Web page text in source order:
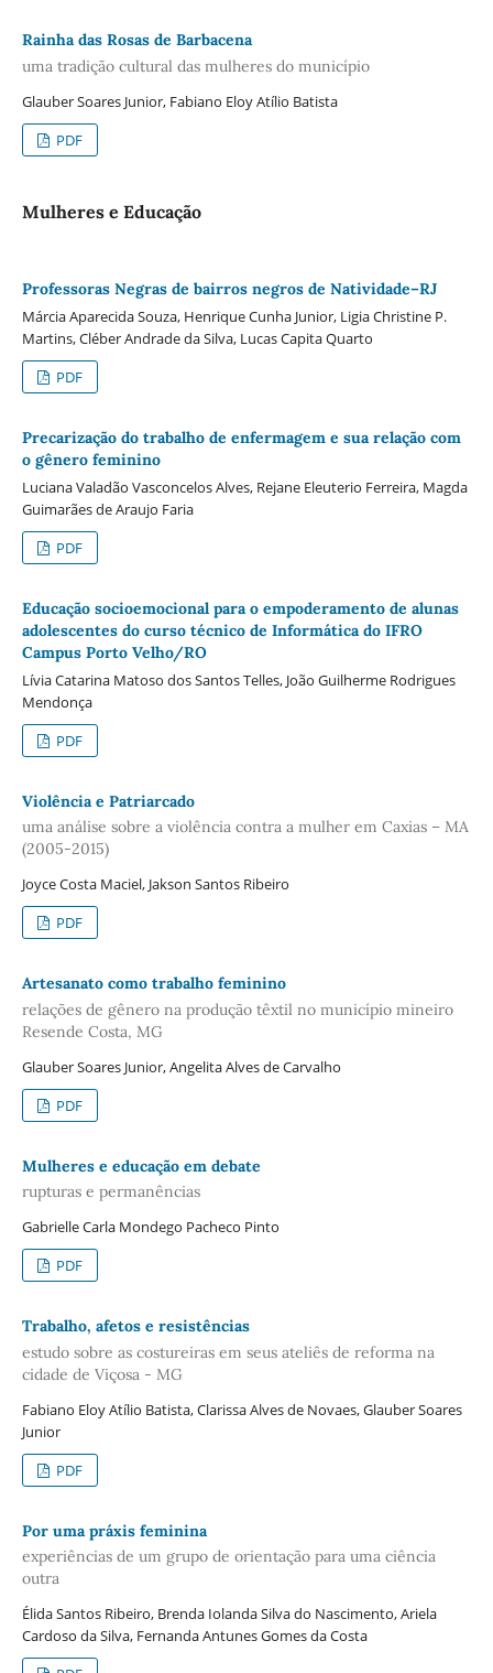
Rainha das Rosas de Barbacena
uma tradição cultural das mulheres do município
Glauber Soares Junior, Fabiano Eloy Atílio Batista
PDF
Mulheres e Educação
Professoras Negras de bairros negros de Natividade–RJ
Márcia Aparecida Souza, Henrique Cunha Junior, Ligia Christine P.
Martins, Cléber Andrade da Silva, Lucas Capita Quarto
PDF
Precarização do trabalho de enfermagem e sua relação com
o gênero feminino
Luciana Valadão Vasconcelos Alves, Rejane Eleuterio Ferreira, Magda
Guimarães de Araujo Faria
PDF
Educação socioemocional para o empoderamento de alunas
adolescentes do curso técnico de Informática do IFRO
Campus Porto Velho/RO
Lívia Catarina Matoso dos Santos Telles, João Guilherme Rodrigues
Mendonça
PDF
Violência e Patriarcado
uma análise sobre a violência contra a mulher em Caxias – MA
(2005-2015)
Joyce Costa Maciel, Jakson Santos Ribeiro
PDF
Artesanato como trabalho feminino
relações de gênero na produção têxtil no município mineiro
Resende Costa, MG
Glauber Soares Junior, Angelita Alves de Carvalho
PDF
Mulheres e educação em debate
rupturas e permanências
Gabrielle Carla Mondego Pacheco Pinto
PDF
Trabalho, afetos e resistências
estudo sobre as costureiras em seus ateliês de reforma na
cidade de Viçosa - MG
Fabiano Eloy Atílio Batista, Clarissa Alves de Novaes, Glauber Soares
Junior
PDF
Por uma práxis feminina
experiências de um grupo de orientação para uma ciência
outra
Élida Santos Ribeiro, Brenda Iolanda Silva do Nascimento, Ariela
Cardoso da Silva, Fernanda Antunes Gomes da Costa